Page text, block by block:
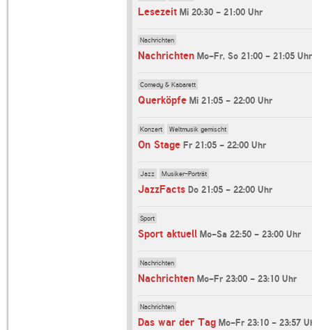
Lesezeit Mi 20:30 - 21:00 Uhr
Nachrichten
Nachrichten Mo-Fr, So 21:00 - 21:05 Uhr
Comedy & Kabarett
Querköpfe Mi 21:05 - 22:00 Uhr
Konzert Weltmusik gemischt
On Stage Fr 21:05 - 22:00 Uhr
Jazz Musiker-Porträt
JazzFacts Do 21:05 - 22:00 Uhr
Sport
Sport aktuell Mo-Sa 22:50 - 23:00 Uhr
Nachrichten
Nachrichten Mo-Fr 23:00 - 23:10 Uhr
Nachrichten
Das war der Tag Mo-Fr 23:10 - 23:57